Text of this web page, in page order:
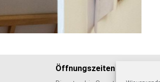
Öffnungszeiten